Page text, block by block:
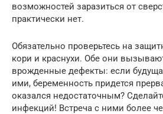
возможностей заразиться от
практически нет.
Обязательно проверьтесь на
кори и краснухи. Обе они
врожденные дефекты: если
ими, беременность придется
оказался недостаточным?
инфекций! Встреча с ними более